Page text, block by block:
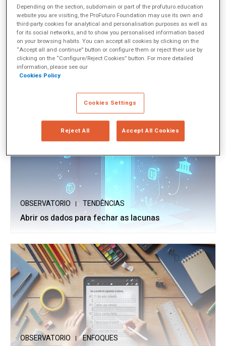
OBSERVATORIO TENDÊNCIAS
A tecnologia não ensina sozinha: descobertas
empíricas da OCDE
OBSERVATORIO TENDÊNCIAS
Abrir os dados para fechar as lacunas
OBSERVATORIO ENFOQUES
Depending on the section, subdomain or part of the profuturo.education
website you are visiting, the ProFuturo Foundation may use its own and
third-party cookies for analytical and personalisation purposes as well as
for its social networks, and to show you personalised information based
on your browsing habits. You can accept all cookies by clicking on the
“Accept all and continue” button or configure them or reject their use by
clicking on the “Configure/Reject Cookies” button. For more detailed
information, please see our
Cookies Policy
Cookies Settings
Reject All Accept All Cookies